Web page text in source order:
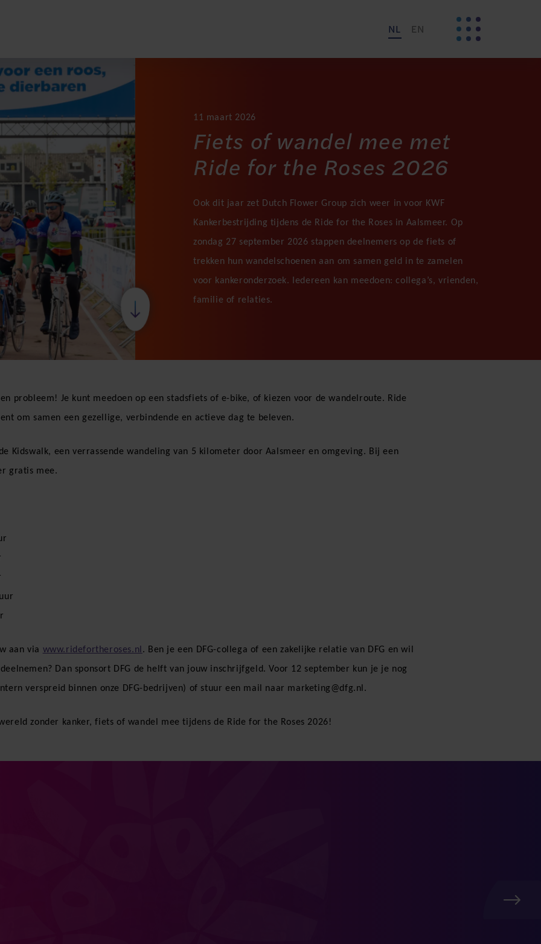
NL EN
11 maart 2026
Fiets of wandel mee met
Ride for the Roses 2026
Ook dit jaar zet Dutch Flower Group zich weer in voor KWF
Kankerbestrijding tijdens de Ride for the Roses in Aalsmeer. Op
zondag 27 september 2026 stappen deelnemers op de fiets of
trekken hun wandelschoenen aan om samen geld in te zamelen
voor kankeronderzoek. Iedereen kan meedoen: collega’s, vrienden,
familie of relaties.
probleem! Je kunt meedoen op een stadsfiets of e-bike, of kiezen voor de wandelroute. Ride
om samen een gezellige, verbindende en actieve dag te beleven.
Kidswalk, een verrassende wandeling van 5 kilometer door Aalsmeer en omgeving. Bij een
gratis mee.
aan via www.ridefortheroses.nl . Ben je een DFG-collega of een zakelijke relatie van DFG en wil
Dan sponsort DFG de helft van jouw inschrijfgeld. Voor 12 september kun je je nog
verspreid binnen onze DFG-bedrijven) of stuur een mail naar marketing@dfg.nl .
zonder kanker, fiets of wandel mee tijdens de Ride for the Roses 2026!